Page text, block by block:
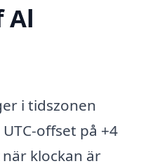
Al
i tidszonen
offset på +4
klockan är